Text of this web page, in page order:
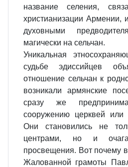
название селения,
христианизации Армении,
духовными
магически на сельчан.
Уникальная
судьбе эдиссийцев
отношение сельчан к
возникали армянские
сразу же
сооружению церквей или
Они становились не
центрами, но и
просвещения. Вот почему
Жалованной грамоты